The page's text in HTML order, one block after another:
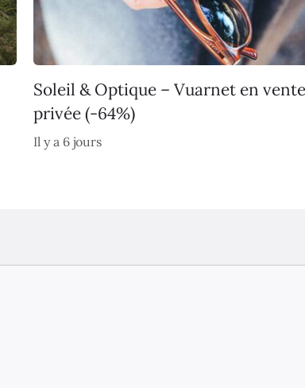
Soleil & Optique – Vuarnet en vente
privée (-64%)
Il y a 6 jours